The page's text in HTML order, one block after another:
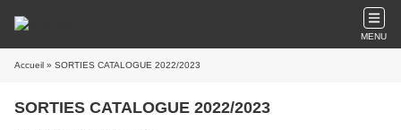
MENU
Accueil » SORTIES CATALOGUE 2022/2023
SORTIES CATALOGUE 2022/2023